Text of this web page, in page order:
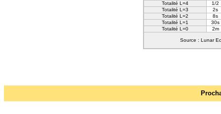
Totalité L=4
1/2
Totalité L=3
2s
Totalité L=2
8s
Totalité L=1
30s
Totalité L=0
2m
Source : Lunar